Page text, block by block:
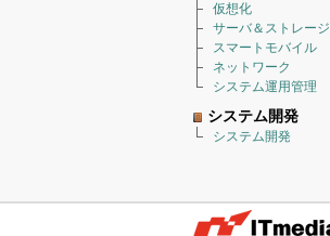
仮想化
サーバ＆ストレージ
スマートモバイル
ネットワーク
システム運用管理
システム開発
システム開発